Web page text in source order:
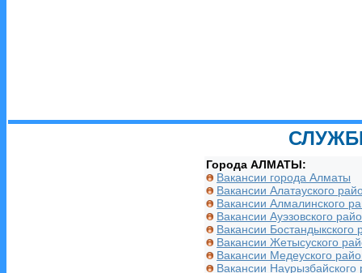
Города АЛМАТЫ:
Вакансии города Алматы
Вакансии Алатауского
Вакансии Алмалинского
Вакансии Ауэзовского
Вакансии Бостандыкского
Вакансии Жетысуского
Вакансии Медеуского
Вакансии Наурызбайского